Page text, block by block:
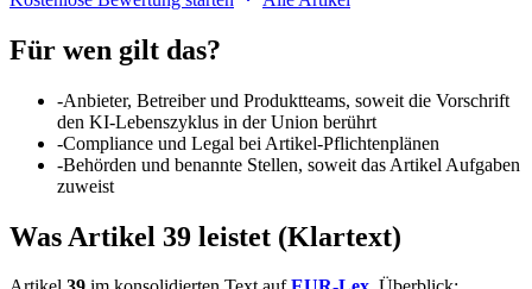
Für wen gilt das?
-Anbieter, Betreiber und Produktteams, soweit die Vorschrift
den KI-Lebenszyklus in der Union berührt
-Compliance und Legal bei Artikel-Pflichtenplänen
-Behörden und benannte Stellen, soweit das Artikel Aufgaben
zuweist
Was Artikel 39 leistet (Klartext)